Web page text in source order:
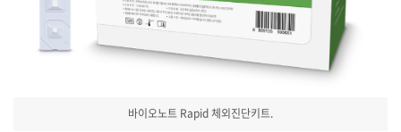
바이오노트 Rapid 체외진단키트.